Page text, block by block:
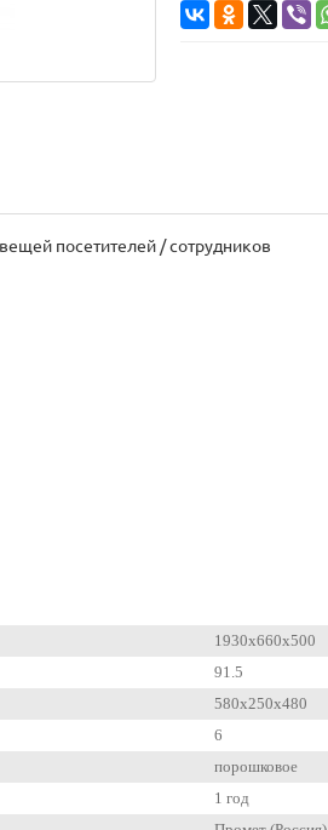
посетителей / сотрудников
1930x660x500
91.5
580x250x480
6
порошковое
1 год